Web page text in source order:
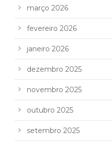
março 2026
fevereiro 2026
janeiro 2026
dezembro 2025
novembro 2025
outubro 2025
setembro 2025